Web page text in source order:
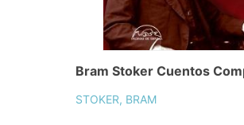
Bram Stoker Cuentos
STOKER, BRAM